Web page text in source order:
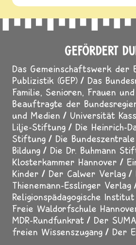
GEFÖRDERT
Das Gemeinschaftswerk der
Publizistik (GEP)
Das
Familie, Senioren, Frauen
Beauftragte der
und Medien
Universität
Lilje-Stiftung
Die Heinrich-
Stiftung
Die
Bildung
Die Dr. Buhmann
Klosterkammer Hannover
Kinder
Der Calwer Verlag
Thienemann-Esslinger Verlag
Religionspädagogische
Freie Waldorfschule
MDR-Rundfunkrat
Der
freien Wissenszugang
Der